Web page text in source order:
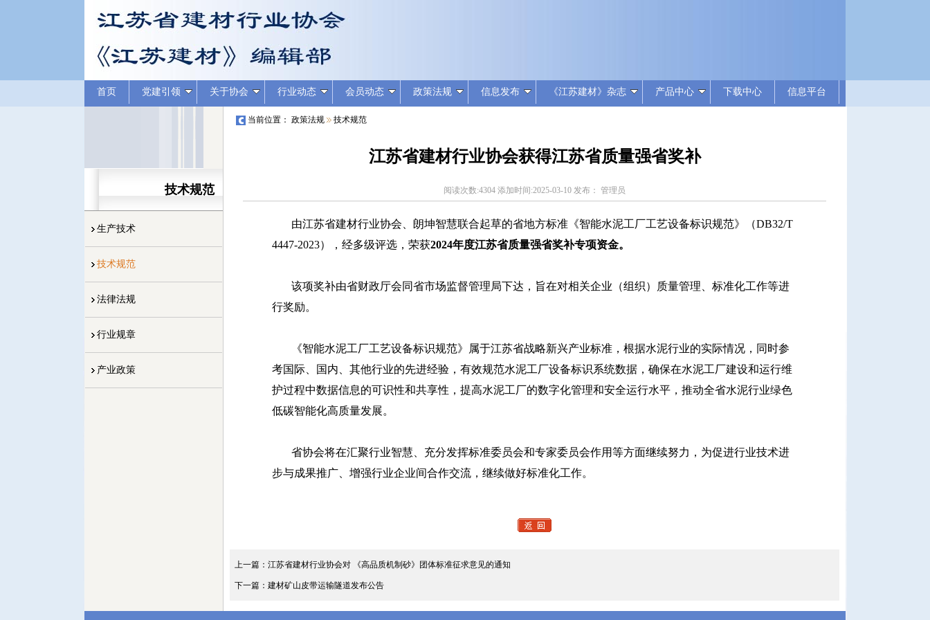
首页 党建引领 关于协会 行业动态 会员动态 政策法规 信息发布 《江苏建材》杂志 产品中心 下载中心 信息平台
技术规范
生产技术
技术规范
法律法规
行业规章
产业政策
当前位置： 政策法规 技术规范
江苏省建材行业协会获得江苏省质量强省奖补
阅读次数:4304 添加时间:2025-03-10 发布： 管理员
由江苏省建材行业协会、朗坤智慧联合起草的省地方标准《智能水泥工厂工艺设备标识规范》（DB32/T
4447-2023），经多级评选，荣获2024年度江苏省质量强省奖补专项资金。
该项奖补由省财政厅会同省市场监督管理局下达，旨在对相关企业（组织）质量管理、标准化工作等进
行奖励。
《智能水泥工厂工艺设备标识规范》属于江苏省战略新兴产业标准，根据水泥行业的实际情况，同时参
考国际、国内、其他行业的先进经验，有效规范水泥工厂设备标识系统数据，确保在水泥工厂建设和运行维
护过程中数据信息的可识性和共享性，提高水泥工厂的数字化管理和安全运行水平，推动全省水泥行业绿色
低碳智能化高质量发展。
省协会将在汇聚行业智慧、充分发挥标准委员会和专家委员会作用等方面继续努力，为促进行业技术进
步与成果推广、增强行业企业间合作交流，继续做好标准化工作。
上一篇：江苏省建材行业协会对 《高品质机制砂》团体标准征求意见的通知
下一篇：建材矿山皮带运输隧道发布公告